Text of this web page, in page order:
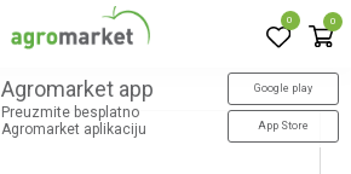
0 0
Agromarket app
Preuzmite besplatno
Agromarket aplikaciju
Google play
App Store